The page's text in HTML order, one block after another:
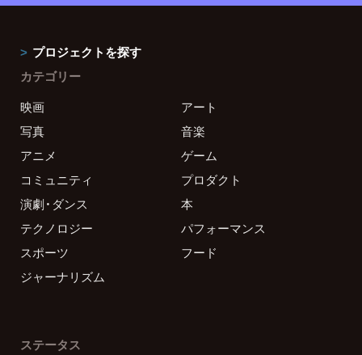
プロジェクトを探す
カテゴリー
映画
アート
写真
音楽
アニメ
ゲーム
コミュニティ
プロダクト
演劇・ダンス
本
テクノロジー
パフォーマンス
スポーツ
フード
ジャーナリズム
ステータス